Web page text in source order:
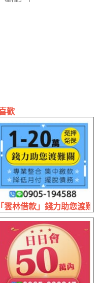
歡
貸 | 30萬內 立即來電享優
「雲林借款」錢力助您渡難